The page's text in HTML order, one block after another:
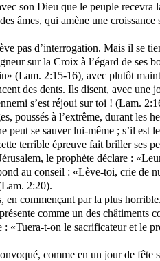
son Dieu que le peuple
âmes, qui amène une
pas d’interrogation. Mais il se
sur la Croix à l’égard de
(Lam. 2:15-16), avec plutôt
des dents. Ils disent, avec
s’est réjoui sur toi ! (Lam.
poussés à l’extrême, durant
peut se sauver lui-même ; s’il est
terrible épreuve fait briller ses
le prophète déclare :
au conseil : «Lève-toi, crie de
2:20).
commençant par la plus
comme un des châtiments
: «Tuera-t-on le sacrificateur et le
comme en un jour de